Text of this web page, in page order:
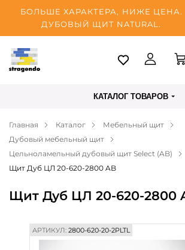
БОЛЬШЕ ХАРАКТЕРА, НИЖЕ ЦЕНА.
ДУБОВЫЙ ЩИТ NATURAL.
Таллинн
Оплата
О нас
Блог
Контакты
КАТАЛОГ ТОВАРОВ
Главная Каталог
Мебельный щит
Дубовый мебельный щит
Цельноламельный дубовый щит Select (AB)
Щит Дуб ЦЛ 20-620-2800 AB
Щит Дуб ЦЛ 20-620-2800
АРТИКУЛ:2800-620-20-2PLTL